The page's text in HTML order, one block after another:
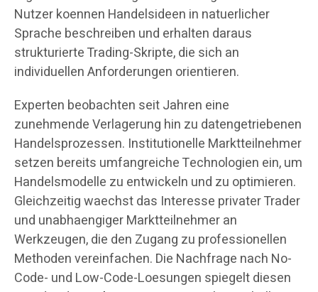
Nutzer koennen Handelsideen in natuerlicher
Sprache beschreiben und erhalten daraus
strukturierte Trading-Skripte, die sich an
individuellen Anforderungen orientieren.
Experten beobachten seit Jahren eine
zunehmende Verlagerung hin zu datengetriebenen
Handelsprozessen. Institutionelle Marktteilnehmer
setzen bereits umfangreiche Technologien ein, um
Handelsmodelle zu entwickeln und zu optimieren.
Gleichzeitig waechst das Interesse privater Trader
und unabhaengiger Marktteilnehmer an
Werkzeugen, die den Zugang zu professionellen
Methoden vereinfachen. Die Nachfrage nach No-
Code- und Low-Code-Loesungen spiegelt diesen